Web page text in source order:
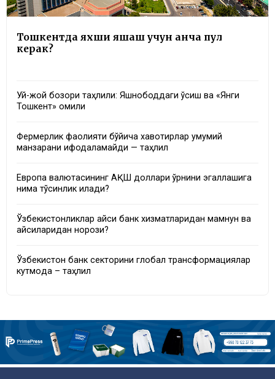
Тошкентда яхши яшаш учун қанча пул
керак?
Уй-жой бозори таҳлили: Яшнободдаги ўсиш ва «Янги
Тошкент» омили
Фермерлик фаолияти бўйича хавотирлар умумий
манзарани ифодаламайди — таҳлил
Европа валютасининг АҚШ доллари ўрнини эгаллашига
нима тўсқинлик қилади?
Ўзбекистонликлар қайси банк хизматларидан мамнун ва
қайсиларидан норози?
Ўзбекистон банк секторини глобал трансформациялар
кутмоқда – таҳлил